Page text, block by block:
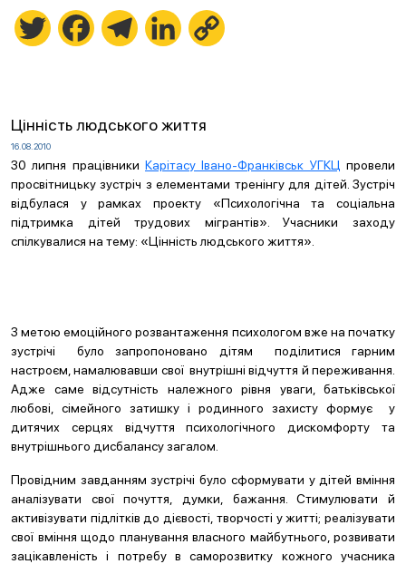
Twitter FacebookTelegramLinkedIn
Цінність людського життя
16.08.2010
30 липня працівники Карітасу Івано-Франківськ УГКЦ провели
просвітницьку зустріч з елементами тренінгу для дітей. Зустріч
відбулася у рамках проекту «Психологічна та соціальна
підтримка дітей трудових мігрантів». Учасники заходу
спілкувалися на тему: «Цінність людського життя».
З метою емоційного розвантаження психологом вже на початку
зустрічі було запропоновано дітям поділитися гарним
настроєм, намалювавши свої внутрішні відчуття й переживання.
Адже саме відсутність належного рівня уваги, батьківської
любові, сімейного затишку і родинного захисту формує у
дитячих серцях відчуття психологічного дискомфорту та
внутрішнього дисбалансу загалом.
Провідним завданням зустрічі було сформувати у дітей вміння
аналізувати свої почуття, думки, бажання. Стимулювати й
активізувати підлітків до дієвості, творчості у житті; реалізувати
свої вміння щодо планування власного майбутнього, розвивати
зацікавленість і потребу в саморозвитку кожного учасника